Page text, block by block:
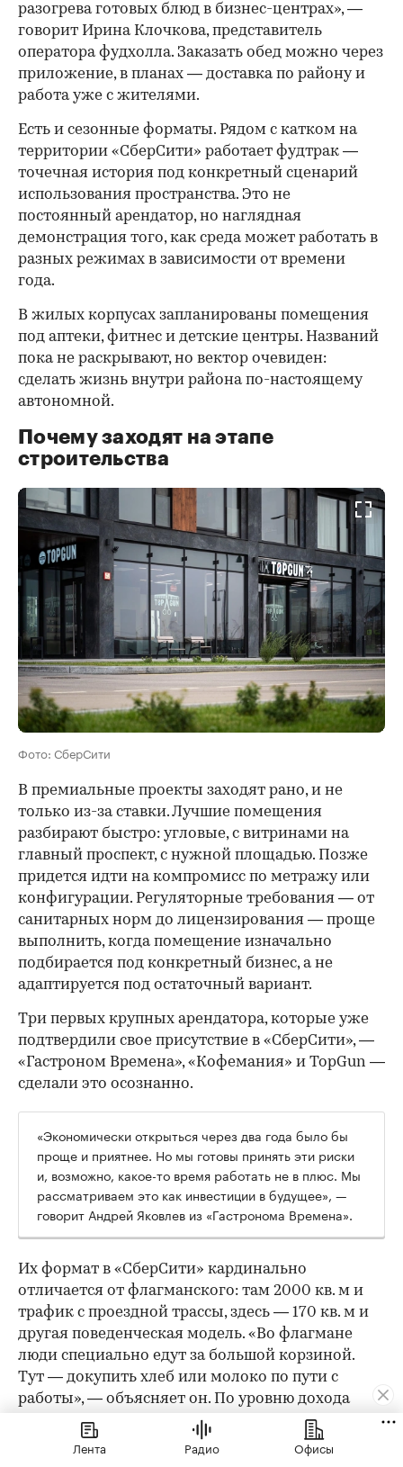
разогрева готовых блюд в бизнес-центрах», —
говорит Ирина Клочкова, представитель
оператора фудхолла. Заказать обед можно через
приложение, в планах — доставка по району и
работа уже с жителями.
Есть и сезонные форматы. Рядом с катком на
территории «СберСити» работает фудтрак —
точечная история под конкретный сценарий
использования пространства. Это не
постоянный арендатор, но наглядная
демонстрация того, как среда может работать в
разных режимах в зависимости от времени
года.
В жилых корпусах запланированы помещения
под аптеки, фитнес и детские центры. Названий
пока не раскрывают, но вектор очевиден:
сделать жизнь внутри района по-настоящему
автономной.
Почему заходят на этапе
строительства
Фото: СберСити
В премиальные проекты заходят рано, и не
только из-за ставки. Лучшие помещения
разбирают быстро: угловые, с витринами на
главный проспект, с нужной площадью. Позже
придется идти на компромисс по метражу или
конфигурации. Регуляторные требования — от
санитарных норм до лицензирования — проще
выполнить, когда помещение изначально
подбирается под конкретный бизнес, а не
адаптируется под остаточный вариант.
Три первых крупных арендатора, которые уже
подтвердили свое присутствие в «СберСити», —
«Гастроном Времена», «Кофемания» и TopGun —
сделали это осознанно.
«Экономически открыться через два года было бы
проще и приятнее. Но мы готовы принять эти риски
и, возможно, какое-то время работать не в плюс. Мы
рассматриваем это как инвестиции в будущее», —
говорит Андрей Яковлев из «Гастронома Времена».
Их формат в «СберСити» кардинально
отличается от флагманского: там 2000 кв. м и
трафик с проездной трассы, здесь — 170 кв. м и
другая поведенческая модель. «Во флагмане
люди специально едут за большой корзиной.
Тут — докупить хлеб или молоко по пути с
работы», — объясняет он. По уровню дохода
аудитория похожая, но поведенчески — иная.
Ключевые «фишки» остаются: качество
Лента Радио Офисы